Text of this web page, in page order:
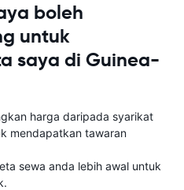
boleh
untuk
saya di Guinea-
harga daripada syarikat
mendapatkan tawaran
sewa anda lebih awal untuk